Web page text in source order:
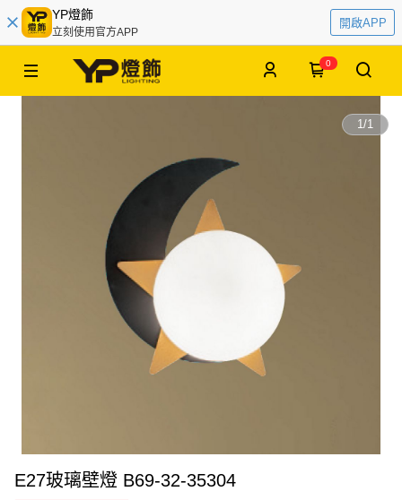
YP燈飾
立刻使用官方APP
開啟APP
0
1/1
E27玻璃壁燈 B69-32-35304